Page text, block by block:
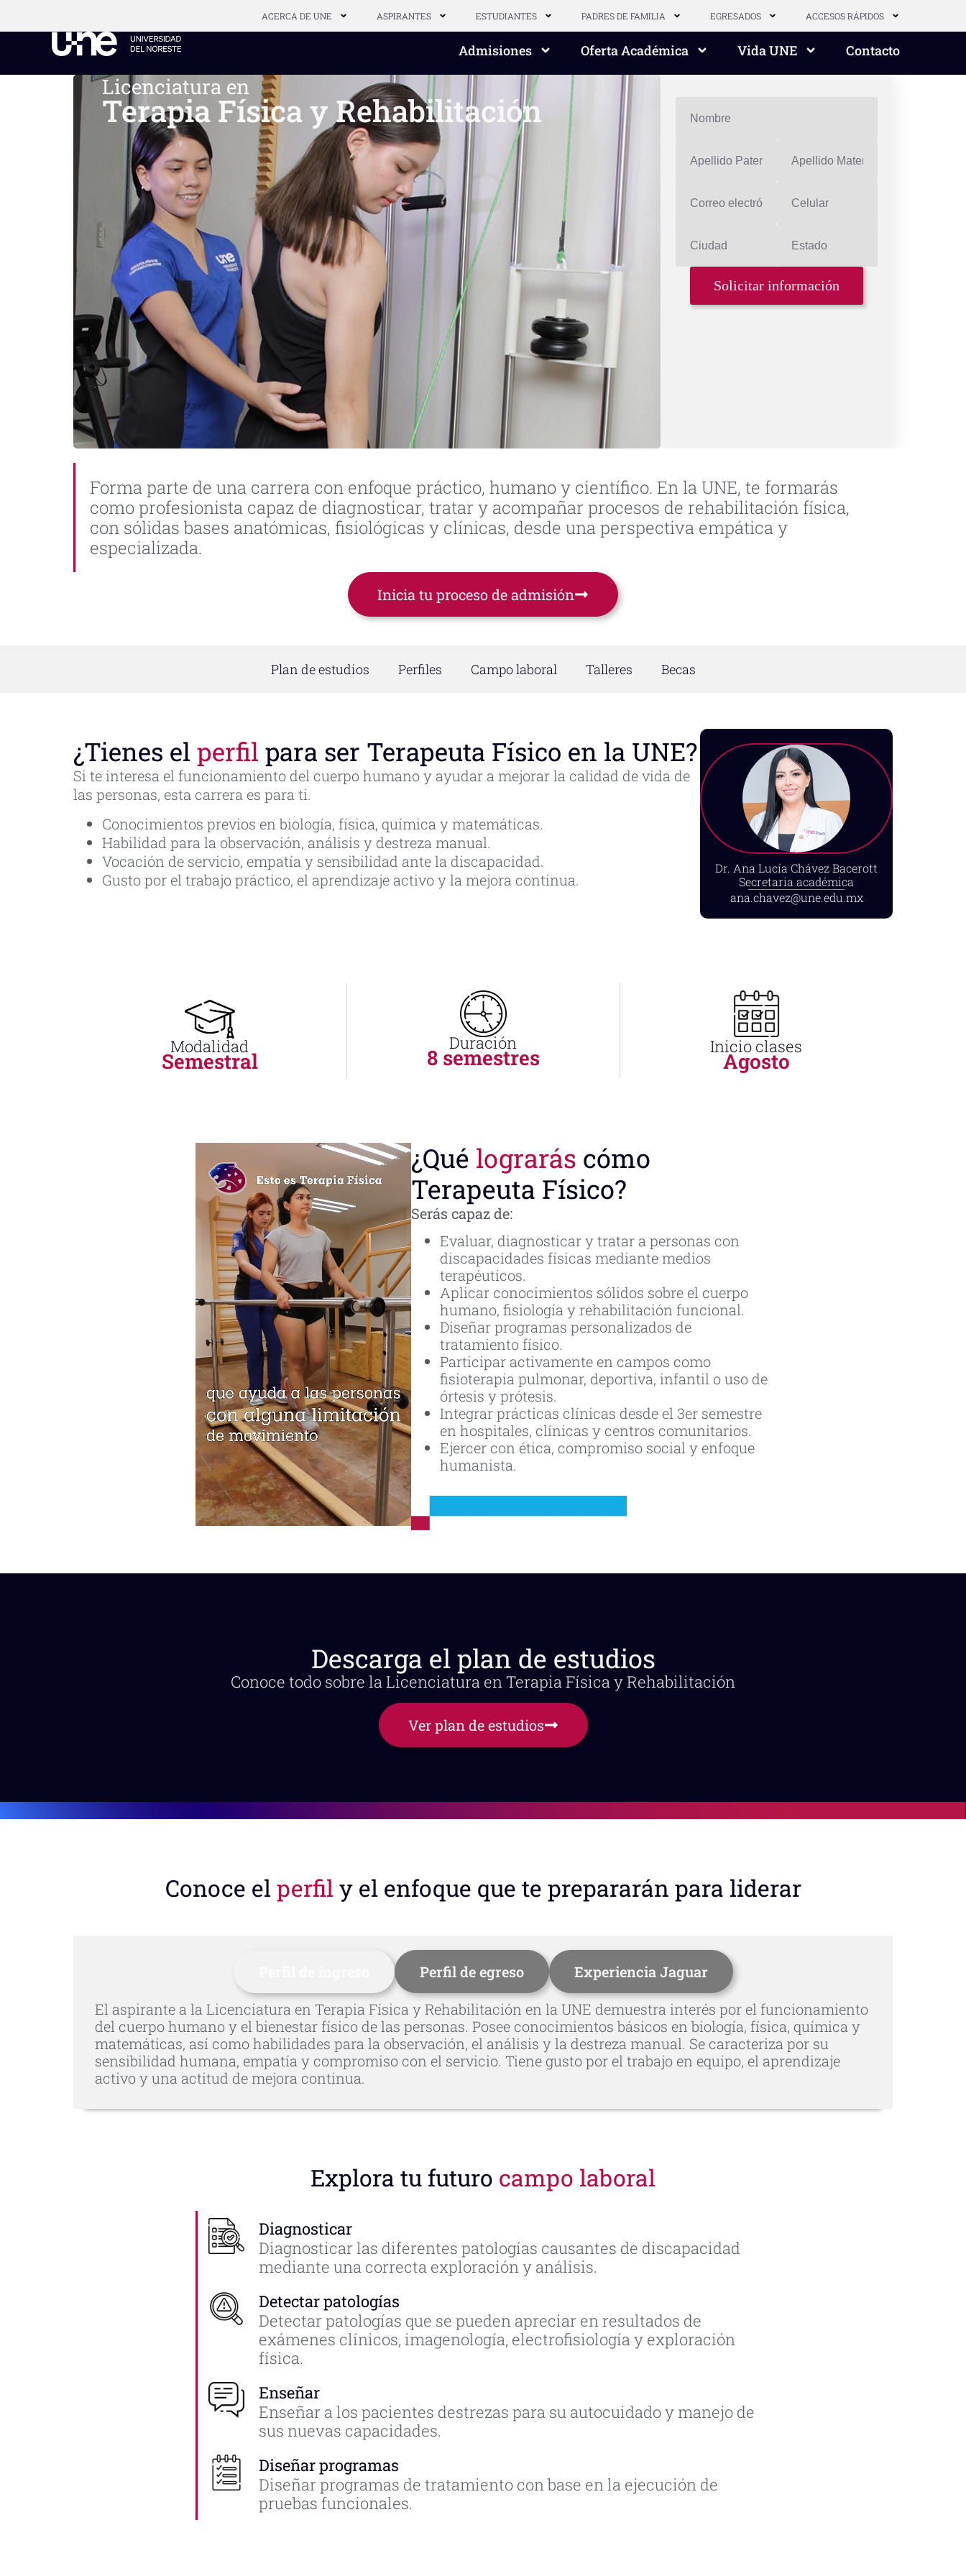
ACERCA DE UNE ASPIRANTES ESTUDIANTES PADRES DE FAMILIA EGRESADOS ACCESOS RÁPIDOS
Admisiones Oferta Académica Vida UNE Contacto
Licenciatura en
Terapia Física y Rehabilitación
Forma parte de una carrera con enfoque práctico, humano y científico. En la UNE, te formarás
como profesionista capaz de diagnosticar, tratar y acompañar procesos de rehabilitación física,
con sólidas bases anatómicas, fisiológicas y clínicas, desde una perspectiva empática y
especializada.
Inicia tu proceso de admisión
Plan de estudios Perfiles Campo laboral Talleres Becas
¿Tienes el perfil para ser Terapeuta Físico en la UNE?
Si te interesa el funcionamiento del cuerpo humano y ayudar a mejorar la calidad de vida de
las personas, esta carrera es para ti.
Conocimientos previos en biología, física, química y matemáticas.
Habilidad para la observación, análisis y destreza manual.
Vocación de servicio, empatía y sensibilidad ante la discapacidad.
Gusto por el trabajo práctico, el aprendizaje activo y la mejora continua.
Dr. Ana Lucía Chávez Bacerott
Secretaria académica
ana.chavez@une.edu.mx
Modalidad
Semestral
Duración
8 semestres Inicio clases
Agosto
¿Qué lograrás cómo
Terapeuta Físico?
Serás capaz de:
Evaluar, diagnosticar y tratar a personas con
discapacidades físicas mediante medios
terapéuticos.
Aplicar conocimientos sólidos sobre el cuerpo
humano, fisiología y rehabilitación funcional.
Diseñar programas personalizados de
tratamiento físico.
Participar activamente en campos como
fisioterapia pulmonar, deportiva, infantil o uso de
órtesis y prótesis.
Integrar prácticas clínicas desde el 3er semestre
en hospitales, clínicas y centros comunitarios.
Ejercer con ética, compromiso social y enfoque
humanista.
Descarga el plan de estudios
Conoce todo sobre la Licenciatura en Terapia Física y Rehabilitación
Ver plan de estudios
Conoce elperfily el enfoque que te prepararán para liderar
Perfil de egreso
Experiencia Jaguar
El aspirante a la Licenciatura en Terapia Física y Rehabilitación en la UNE demuestra interés por el funcionamiento
del cuerpo humano y el bienestar físico de las personas. Posee conocimientos básicos en biología, física, química y
matemáticas, así como habilidades para la observación, el análisis y la destreza manual. Se caracteriza por su
sensibilidad humana, empatía y compromiso con el servicio. Tiene gusto por el trabajo en equipo, el aprendizaje
activo y una actitud de mejora continua.
Explora tu futuro campo laboral
Diagnosticar
Diagnosticar las diferentes patologías causantes de discapacidad
mediante una correcta exploración y análisis.
Detectar patologías
Detectar patologías que se pueden apreciar en resultados de
exámenes clínicos, imagenología, electrofisiología y exploración
física.
Enseñar
Enseñar a los pacientes destrezas para su autocuidado y manejo de
sus nuevas capacidades.
Diseñar programas
Diseñar programas de tratamiento con base en la ejecución de
pruebas funcionales.